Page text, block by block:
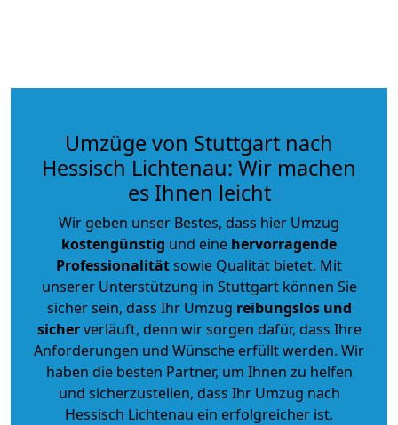
Umzüge von Stuttgart nach
Hessisch Lichtenau: Wir machen
es Ihnen leicht
Wir geben unser Bestes, dass hier Umzug
kostengünstig und eine hervorragende
Professionalitätsowie Qualität bietet. Mit
unserer Unterstützung in Stuttgart können Sie
sicher sein, dass Ihr Umzug reibungslos und
sicherverläuft, denn wir sorgen dafür, dass Ihre
Anforderungen und Wünsche erfüllt werden. Wir
haben die besten Partner, um Ihnen zu helfen
und sicherzustellen, dass Ihr Umzug nach
Hessisch Lichtenau ein erfolgreicher ist.